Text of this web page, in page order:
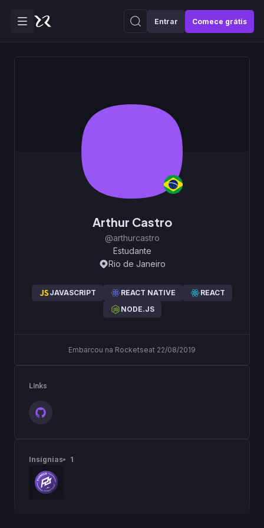
Entrar Comece grátis
Arthur Castro
@arthurcastro
Estudante
Rio de Janeiro
JAVASCRIPT REACT NATIVE
REACT
NODE.JS
Embarcou na Rocketseat 22/08/2019
Links
Insígnias 1